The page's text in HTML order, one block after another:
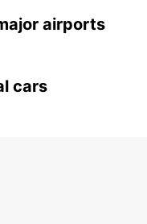
airports
cars